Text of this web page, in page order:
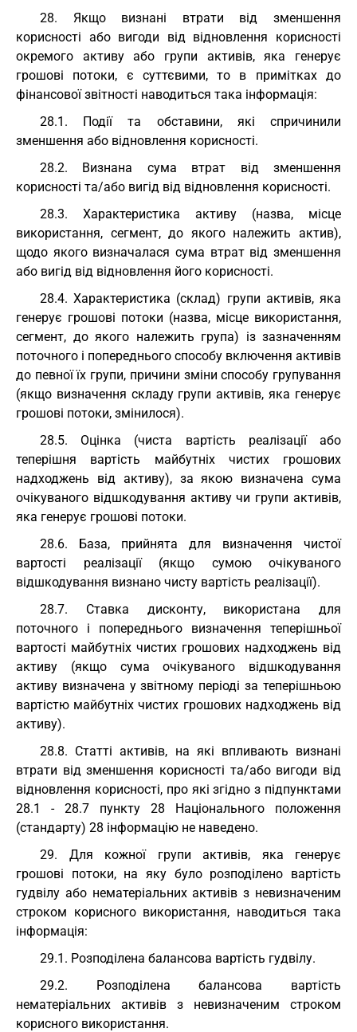
28. Якщо визнані втрати від зменшення
корисності або вигоди від відновлення корисності
окремого активу або групи активів, яка генерує
грошові потоки, є суттєвими, то в примітках до
фінансової звітності наводиться така інформація:
28.1. Події та обставини, які спричинили
зменшення або відновлення корисності.
28.2. Визнана сума втрат від зменшення
корисності та/або вигід від відновлення корисності.
28.3. Характеристика активу (назва, місце
використання, сегмент, до якого належить актив),
щодо якого визначалася сума втрат від зменшення
або вигід від відновлення його корисності.
28.4. Характеристика (склад) групи активів, яка
генерує грошові потоки (назва, місце використання,
сегмент, до якого належить група) із зазначенням
поточного і попереднього способу включення активів
до певної їх групи, причини зміни способу групування
(якщо визначення складу групи активів, яка генерує
грошові потоки, змінилося).
28.5. Оцінка (чиста вартість реалізації або
теперішня вартість майбутніх чистих грошових
надходжень від активу), за якою визначена сума
очікуваного відшкодування активу чи групи активів,
яка генерує грошові потоки.
28.6. База, прийнята для визначення чистої
вартості реалізації (якщо сумою очікуваного
відшкодування визнано чисту вартість реалізації).
28.7. Ставка дисконту, використана для
поточного і попереднього визначення теперішньої
вартості майбутніх чистих грошових надходжень від
активу (якщо сума очікуваного відшкодування
активу визначена у звітному періоді за теперішньою
вартістю майбутніх чистих грошових надходжень від
активу).
28.8. Статті активів, на які впливають визнані
втрати від зменшення корисності та/або вигоди від
відновлення корисності, про які згідно з підпунктами
28.1 - 28.7 пункту 28 Національного положення
(стандарту) 28 інформацію не наведено.
29. Для кожної групи активів, яка генерує
грошові потоки, на яку було розподілено вартість
гудвілу або нематеріальних активів з невизначеним
строком корисного використання, наводиться така
інформація:
29.1. Розподілена балансова вартість гудвілу.
29.2. Розподілена балансова вартість
нематеріальних активів з невизначеним строком
корисного використання.